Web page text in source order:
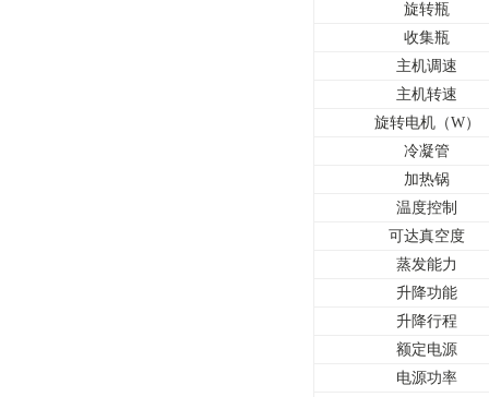
旋转瓶
收集瓶
主机调速
主机转速
旋转电机（W）
冷凝管
加热锅
温度控制
可达真空度
蒸发能力
升降功能
升降行程
额定电源
电源功率